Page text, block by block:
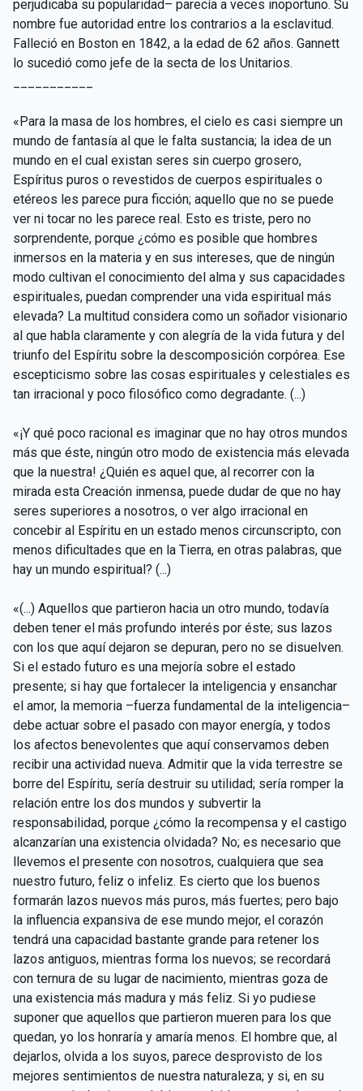
perjudicaba su popularidad– parecía a veces inoportuno. Su
nombre fue autoridad entre los contrarios a la esclavitud.
Falleció en Boston en 1842, a la edad de 62 años. Gannett
lo sucedió como jefe de la secta de los Unitarios.
«Para la masa de los hombres, el cielo es casi siempre un
mundo de fantasía al que le falta sustancia; la idea de un
mundo en el cual existan seres sin cuerpo grosero,
Espíritus puros o revestidos de cuerpos espirituales o
etéreos les parece pura ficción; aquello que no se puede
ver ni tocar no les parece real. Esto es triste, pero no
sorprendente, porque ¿cómo es posible que hombres
inmersos en la materia y en sus intereses, que de ningún
modo cultivan el conocimiento del alma y sus capacidades
espirituales, puedan comprender una vida espiritual más
elevada? La multitud considera como un soñador visionario
al que habla claramente y con alegría de la vida futura y del
triunfo del Espíritu sobre la descomposición corpórea. Ese
escepticismo sobre las cosas espirituales y celestiales es
tan irracional y poco filosófico como degradante. (...)
«¡Y qué poco racional es imaginar que no hay otros mundos
más que éste, ningún otro modo de existencia más elevada
que la nuestra! ¿Quién es aquel que, al recorrer con la
mirada esta Creación inmensa, puede dudar de que no hay
seres superiores a nosotros, o ver algo irracional en
concebir al Espíritu en un estado menos circunscripto, con
menos dificultades que en la Tierra, en otras palabras, que
hay un mundo espiritual? (...)
«(...) Aquellos que partieron hacia un otro mundo, todavía
deben tener el más profundo interés por éste; sus lazos
con los que aquí dejaron se depuran, pero no se disuelven.
Si el estado futuro es una mejoría sobre el estado
presente; si hay que fortalecer la inteligencia y ensanchar
el amor, la memoria –fuerza fundamental de la inteligencia–
debe actuar sobre el pasado con mayor energía, y todos
los afectos benevolentes que aquí conservamos deben
recibir una actividad nueva. Admitir que la vida terrestre se
borre del Espíritu, sería destruir su utilidad; sería romper la
relación entre los dos mundos y subvertir la
responsabilidad, porque ¿cómo la recompensa y el castigo
alcanzarían una existencia olvidada? No; es necesario que
llevemos el presente con nosotros, cualquiera que sea
nuestro futuro, feliz o infeliz. Es cierto que los buenos
formarán lazos nuevos más puros, más fuertes; pero bajo
la influencia expansiva de ese mundo mejor, el corazón
tendrá una capacidad bastante grande para retener los
lazos antiguos, mientras forma los nuevos; se recordará
con ternura de su lugar de nacimiento, mientras goza de
una existencia más madura y más feliz. Si yo pudiese
suponer que aquellos que partieron mueren para los que
quedan, yo los honraría y amaría menos. El hombre que, al
dejarlos, olvida a los suyos, parece desprovisto de los
mejores sentimientos de nuestra naturaleza; y si, en su